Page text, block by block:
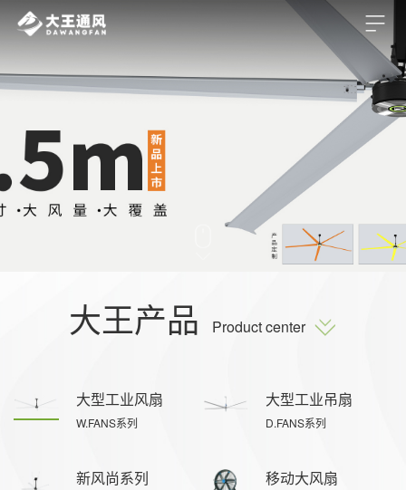
大王产品 Product center
大型工业风扇
W.FANS系列
大型工业吊扇
D.FANS系列
新风尚系列 移动大风扇